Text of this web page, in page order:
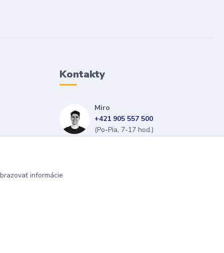
Kontakty
Miro
+421 905 557 500
(Po-Pia, 7-17 hod.)
informácie